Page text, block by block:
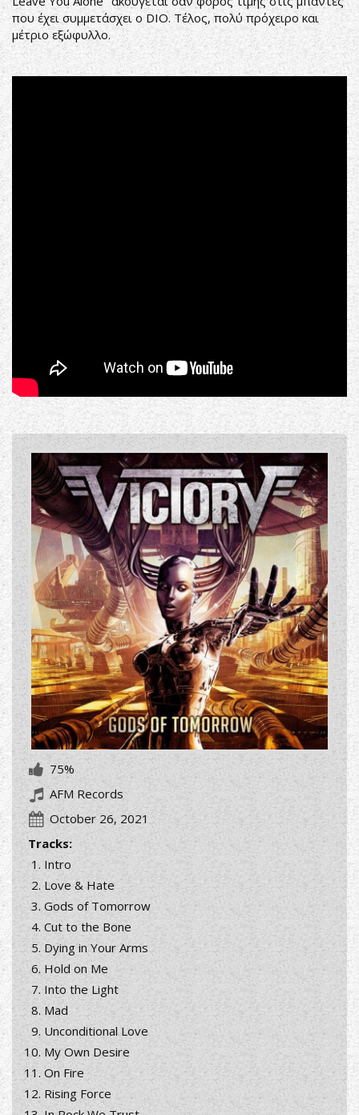
που έχει συμμετάσχει ο DIO. Τέλος, πολύ πρόχειρο και
μέτριο εξώφυλλο.
75%
AFM Records
October 26, 2021
Tracks:
Intro
Love & Hate
Gods of Tomorrow
Cut to the Bone
Dying in Your Arms
Hold on Me
Into the Light
Mad
Unconditional Love
My Own Desire
On Fire
Rising Force